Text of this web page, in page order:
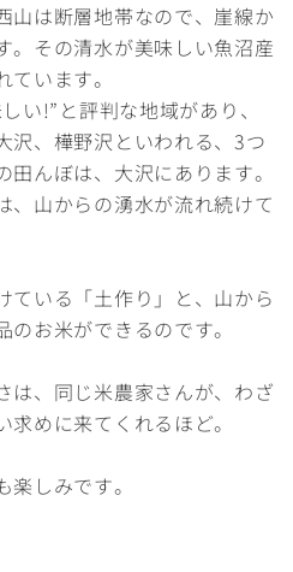
山は断層地帯なので、崖線か
。その清水が美味しい魚沼産
います。
い!”と評判な地域があり、
沢、樺野沢といわれる、3つ
んぼは、大沢にあります。
、山からの湧水が流れ続けて
ている「土作り」と、山から
お米ができるのです。
は、同じ米農家さんが、わざ
めに来てくれるほど。
しみです。